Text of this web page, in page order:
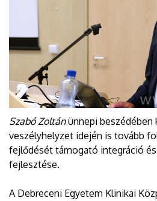
Szabó Zoltánünnepi beszédében
veszélyhelyzet idején is tovább
fejlődését támogató integráció
fejlesztése.
A Debreceni Egyetem Klinikai